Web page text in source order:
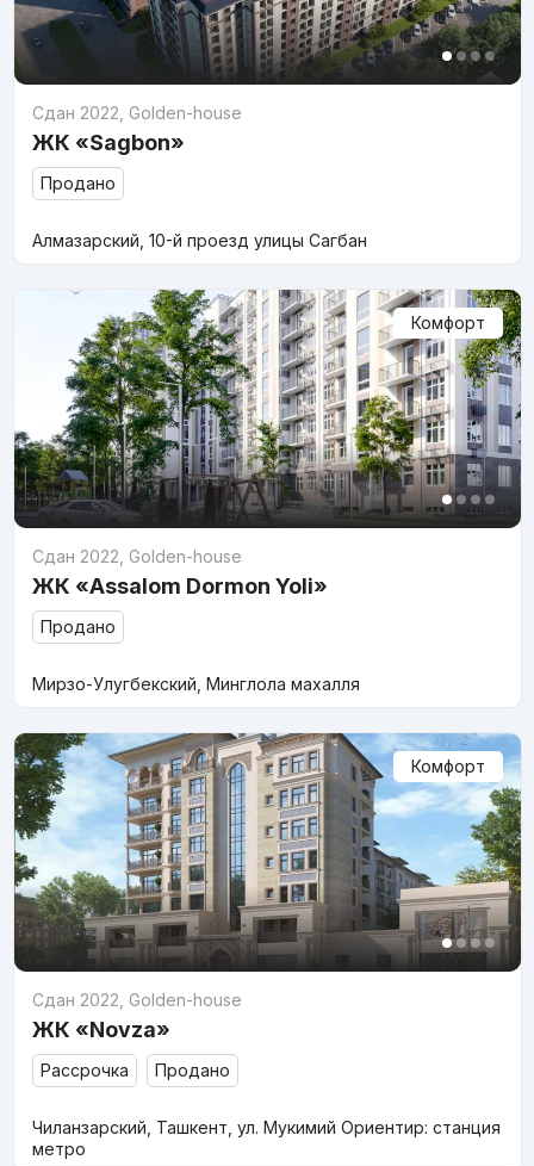
Сдан 2022 Golden-house
ЖК «Sagbon»
Продано
Алмазарский, 10-й проезд улицы Сагбан
Комфорт
Сдан 2022 Golden-house
ЖК «Assalom Dormon Yoli»
Продано
Мирзо-Улугбекский, Минглола махалля
Комфорт
Сдан 2022 Golden-house
ЖК «Novza»
Рассрочка Продано
Чиланзарский, Ташкент, ул. Мукимий Ориентир: станция
метро